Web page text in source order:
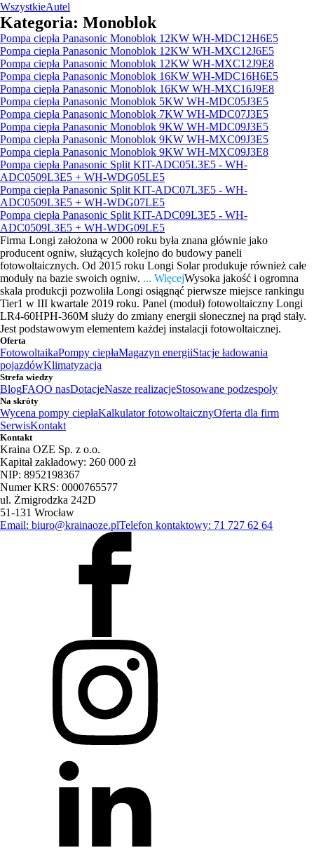
WszystkieAutel
Kategoria: Monoblok
Pompa ciepła Panasonic Monoblok 12KW WH-MDC12H6E5
Pompa ciepła Panasonic Monoblok 12KW WH-MXC12J6E5
Pompa ciepła Panasonic Monoblok 12KW WH-MXC12J9E8
Pompa ciepła Panasonic Monoblok 16KW WH-MDC16H6E5
Pompa ciepła Panasonic Monoblok 16KW WH-MXC16J9E8
Pompa ciepła Panasonic Monoblok 5KW WH-MDC05J3E5
Pompa ciepła Panasonic Monoblok 7KW WH-MDC07J3E5
Pompa ciepła Panasonic Monoblok 9KW WH-MDC09J3E5
Pompa ciepła Panasonic Monoblok 9KW WH-MXC09J3E5
Pompa ciepła Panasonic Monoblok 9KW WH-MXC09J3E8
Pompa ciepła Panasonic Split KIT-ADC05L3E5 - WH-
ADC0509L3E5 + WH-WDG05LE5
Pompa ciepła Panasonic Split KIT-ADC07L3E5 - WH-
ADC0509L3E5 + WH-WDG07LE5
Pompa ciepła Panasonic Split KIT-ADC09L3E5 - WH-
ADC0509L3E5 + WH-WDG09LE5
Firma Longi założona w 2000 roku była znana głównie jako
producent ogniw, służących kolejno do budowy paneli
fotowoltaicznych. Od 2015 roku Longi Solar produkuje również całe
moduły na bazie swoich ogniw. ... WięcejWysoka jakość i ogromna
skala produkcji pozwoliła Longi osiągnąć pierwsze miejsce rankingu
Tier1 w III kwartale 2019 roku. Panel (moduł) fotowoltaiczny Longi
LR4-60HPH-360M służy do zmiany energii słonecznej na prąd stały.
Jest podstawowym elementem każdej instalacji fotowoltaicznej.
Oferta
FotowoltaikaPompy ciepłaMagazyn energiiStacje ładowania
pojazdówKlimatyzacja
Strefa wiedzy
BlogFAQO nasDotacjeNasze realizacjeStosowane podzespoły
Na skróty
Wycena pompy ciepłaKalkulator fotowoltaicznyOferta dla firm
SerwisKontakt
Kontakt
Kraina OZE Sp. z o.o.
Kapitał zakładowy: 260 000 zł
NIP: 8952198367
Numer KRS: 0000765577
ul. Żmigrodzka 242D
51-131 Wrocław
Email: biuro@krainaoze.plTelefon kontaktowy: 71 727 62 64